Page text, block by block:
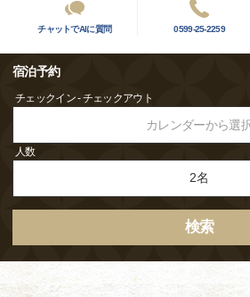
チャットでAIに質問 0599-25-2259
宿泊予約
チェックイン - チェックアウト
カレンダーから選
人数
検索